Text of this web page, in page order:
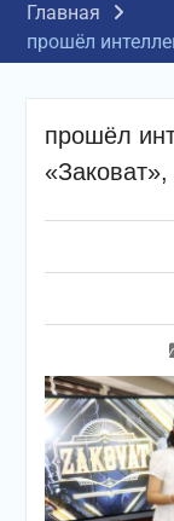
Главная
прошёл
прошёл
«Заковат»,